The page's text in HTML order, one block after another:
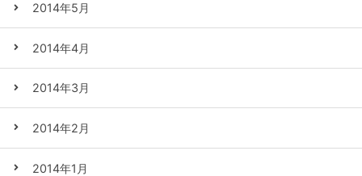
2014年5月
2014年4月
2014年3月
2014年2月
2014年1月